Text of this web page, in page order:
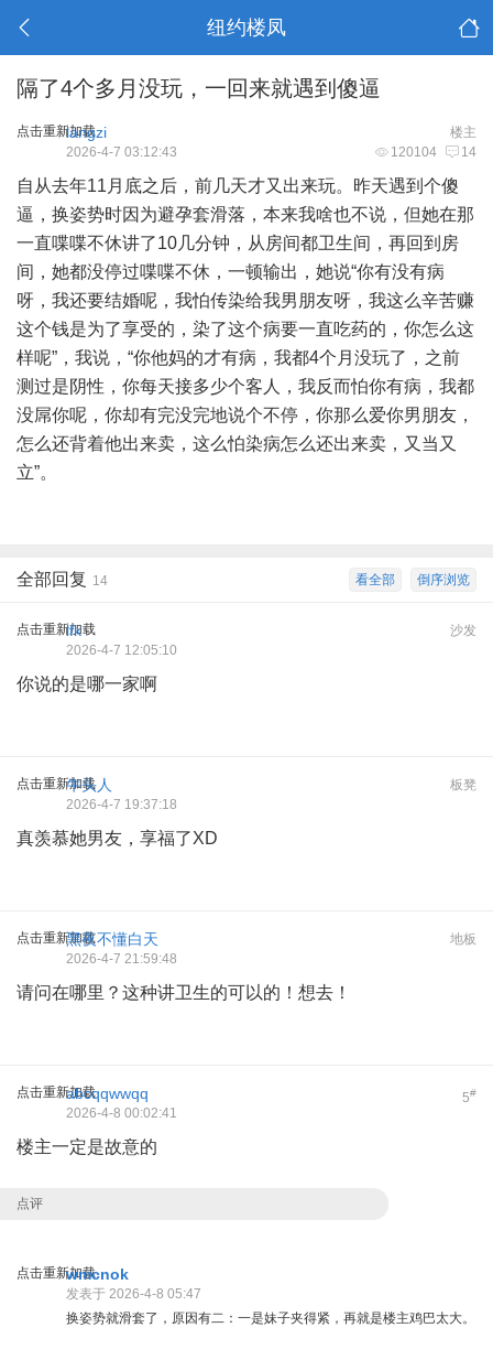
纽约楼凤
隔了4个多月没玩，一回来就遇到傻逼
点击重新加载 楼主
langzi
120104 14
2026-4-7 03:12:43
自从去年11月底之后，前几天才又出来玩。昨天遇到个傻
逼，换姿势时因为避孕套滑落，本来我啥也不说，但她在那
一直喋喋不休讲了10几分钟，从房间都卫生间，再回到房
间，她都没停过喋喋不休，一顿输出，她说“你有没有病
呀，我还要结婚呢，我怕传染给我男朋友呀，我这么辛苦赚
这个钱是为了享受的，染了这个病要一直吃药的，你怎么这
样呢”，我说，“你他妈的才有病，我都4个月没玩了，之前
测过是阴性，你每天接多少个客人，我反而怕你有病，我都
没屌你呢，你却有完没完地说个不停，你那么爱你男朋友，
怎么还背着他出来卖，这么怕染病怎么还出来卖，又当又
立”。
倒序浏览
看全部
全部回复 14
点击重新加载 沙发
lfk
2026-4-7 12:05:10
你说的是哪一家啊
点击重新加载 板凳
牛头人
2026-4-7 19:37:18
真羡慕她男友，享福了XD
点击重新加载 地板
黑夜不懂白天
2026-4-7 21:59:48
请问在哪里？这种讲卫生的可以的！想去！
点击重新加载 5#
abcqqwwqq
2026-4-8 00:02:41
楼主一定是故意的
点评
点击重新加载wmcnok
发表于 2026-4-8 05:47
换姿势就滑套了，原因有二：一是妹子夹得紧，再就是楼主鸡巴太大。